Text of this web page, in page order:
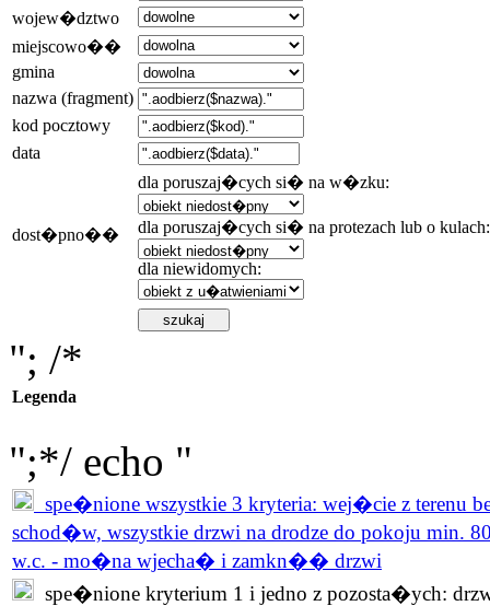
wojew�dztwo
miejscowo��
gmina
nazwa (fragment)
kod pocztowy
data
dost�pno��
dla poruszaj�cych si� na w�zku:
dla poruszaj�cych si� na protezach lub o kulach:
dla niewidomych:
"; /*
Legenda
";*/ echo "
spe�nione wszystkie 3 kryteria: wej�cie z terenu
schod�w, wszystkie drzwi na drodze do pokoju min.
w.c. - mo�na wjecha� i zamkn�� drzwi
spe�nione kryterium 1 i jedno z pozosta�ych: